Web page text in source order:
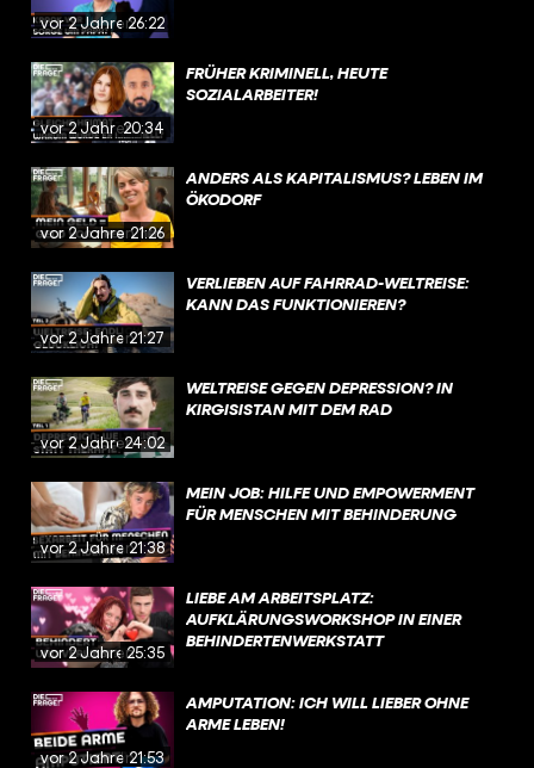
vor 2 Jahren26:22
vor 2 Jahren20:34
FRÜHER KRIMINELL, HEUTE
SOZIALARBEITER!
vor 2 Jahren21:26
ANDERS ALS KAPITALISMUS? LEBEN IM
ÖKODORF
vor 2 Jahren21:27
VERLIEBEN AUF FAHRRAD-WELTREISE:
KANN DAS FUNKTIONIEREN?
vor 2 Jahren24:02
WELTREISE GEGEN DEPRESSION? IN
KIRGISISTAN MIT DEM RAD
vor 2 Jahren21:38
MEIN JOB: HILFE UND EMPOWERMENT
FÜR MENSCHEN MIT BEHINDERUNG
vor 2 Jahren25:35
LIEBE AM ARBEITSPLATZ:
AUFKLÄRUNGSWORKSHOP IN EINER
BEHINDERTENWERKSTATT
vor 2 Jahren21:53
AMPUTATION: ICH WILL LIEBER OHNE
ARME LEBEN!